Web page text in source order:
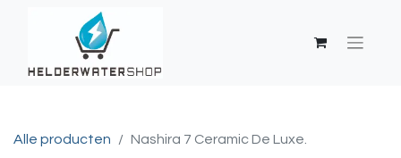
Alle producten Nashira 7 Ceramic De Luxe.